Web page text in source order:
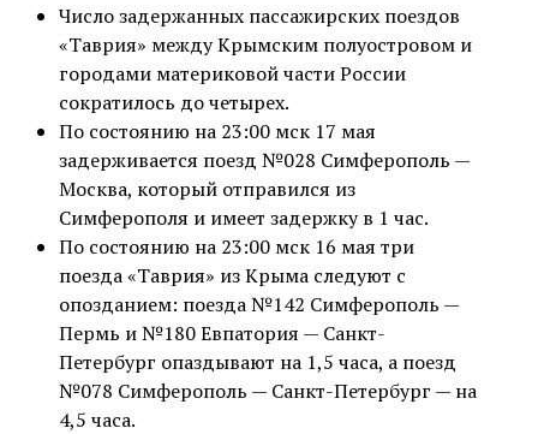
Число задержанных пассажирских поездов
«Таврия» между Крымским полуостровом и
городами материковой части России
сократилось до четырех.
По состоянию на 23:00 мск 17 мая
задерживается поезд №028 Симферополь —
Москва, который отправился из
Симферополя и имеет задержку в 1 час.
По состоянию на 23:00 мск 16 мая три
поезда «Таврия» из Крыма следуют с
опозданием: поезда №142 Симферополь —
Пермь и №180 Евпатория — Санкт-
Петербург опаздывают на 1,5 часа, а поезд
№078 Симферополь — Санкт-Петербург — на
4,5 часа.